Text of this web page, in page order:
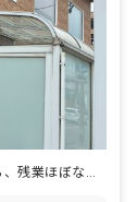
子どもの「できた！」に寄り添いながら、残業ほぼなしで専門性を磨ける場所